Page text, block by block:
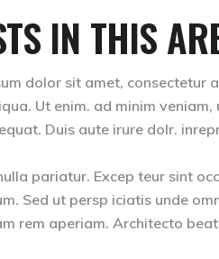
IN THIS
dolor sit amet, consectetur
Ut enim. ad minim
Duis aute irure dolr.
pariatur. Excep teur sint
Sed ut persp iciatis unde
rem aperiam. Architecto